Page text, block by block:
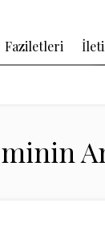
Faziletleri